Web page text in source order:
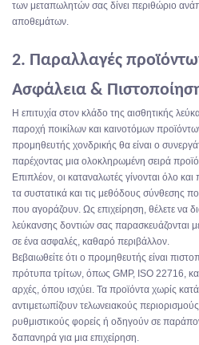
των μεταπωλητών σας δίνει περιθώριο
αποθεμάτων.
2. Παραλλαγές
Ασφάλεια &
Η επιτυχία στον κλάδο της αισθητικής
παροχή ποικίλων και καινοτόμων
προμηθευτής χονδρικής θα είναι ο
παρέχοντας μια ολοκληρωμένη σειρά
Επιπλέον, οι καταναλωτές γίνονται όλο και
τα συστατικά και τις μεθόδους σύνθεσης
που αγοράζουν. Ως επιχείρηση, θέλετε να
λεύκανσης δοντιών σας παρασκευάζονται
σε ένα ασφαλές, καθαρό περιβάλλον.
Βεβαιωθείτε ότι ο προμηθευτής είναι
πρότυπα τρίτων, όπως GMP, ISO 22716, και
αρχές, όπου ισχύει. Τα προϊόντα χωρίς
αντιμετωπίζουν τελωνειακούς
ρυθμιστικούς φορείς ή οδηγούν σε
δαπανηρά για μια επιχείρηση.